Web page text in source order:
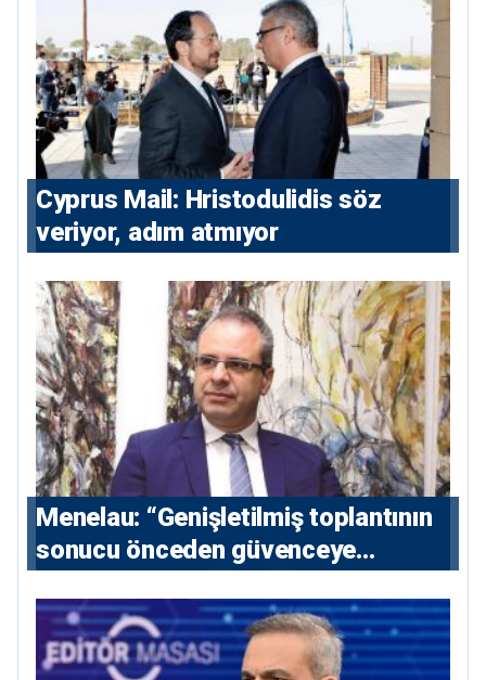
⁠Cyprus Mail: Hristodulidis söz
veriyor, adım atmıyor
Menelau: “Genişletilmiş toplantının
sonucu önceden güvenceye